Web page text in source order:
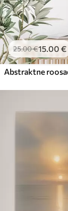
25.00€15.00 €